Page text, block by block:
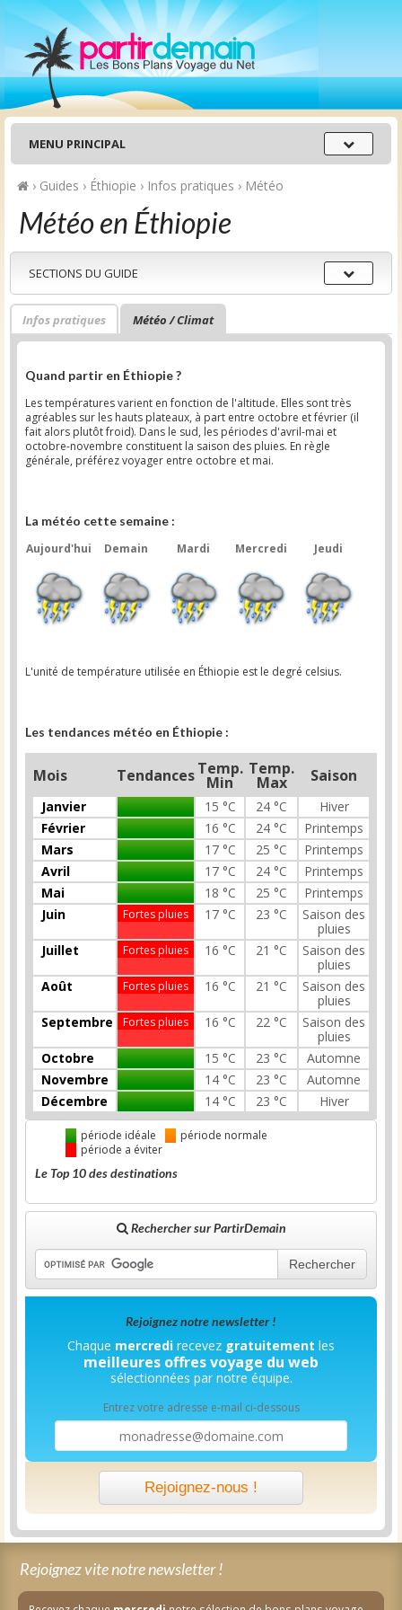
Menu
principal
MENU PRINCIPAL
› Guides › Éthiopie › Infos pratiques › Météo
Météo en Éthiopie
Sections
du
SECTIONS DU GUIDE
Infos pratiques Météo / Climat
Quand partir en Éthiopie ?
Les températures varient en fonction de l'altitude. Elles sont très
agréables sur les hauts plateaux, à part entre octobre et février (il
fait alors plutôt froid). Dans le sud, les périodes d'avril-mai et
octobre-novembre constituent la saison des pluies. En règle
générale, préférez voyager entre octobre et mai.
La météo cette semaine :
Aujourd'hui
Demain Mardi Mercredi Jeudi
L'unité de température utilisée en Éthiopie est le degré celsius.
Les tendances météo en Éthiopie :
Mois TendancesTemp.
Min
Temp.
Max Saison
Janvier 15 °C 24 °C
Hiver
Février
16 °C 24 °C
Printemps
Mars
17 °C 25 °C
Printemps
Avril
17 °C 24 °C
Printemps
Mai
18 °C 25 °C
Printemps
Juin
Fortes pluies 17 °C 23 °C
Saison des
pluies
Juillet
Fortes pluies 16 °C 21 °C
Saison des
pluies
Août
Fortes pluies 16 °C 21 °C
Saison des
pluies
Septembre
Fortes pluies 16 °C 22 °C
Saison des
pluies
Octobre
15 °C 23 °C
Automne
Novembre
14 °C 23 °C
Automne
Décembre
14 °C 23 °C Hiver
période idéale
période normale
période a éviter
Le Top 10 des destinations
Rechercher sur PartirDemain
Rechercher
Rejoignez notre newsletter !
Chaque mercredi recevez gratuitement les
meilleures offres voyage du web
sélectionnées par notre équipe.
Entrez votre adresse e-mail ci-dessous
Rejoignez-nous !
Rejoignez vite notre newsletter !